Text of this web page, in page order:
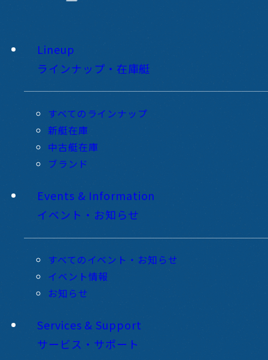
Lineup
ラインナップ・在庫艇
すべてのラインナップ
新艇在庫
中古艇在庫
ブランド
Events & Information
イベント・お知らせ
すべてのイベント・お知らせ
イベント情報
お知らせ
Services & Support
サービス・サポート